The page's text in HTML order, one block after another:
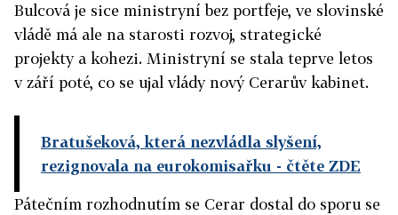
Bulcová je sice ministryní bez portfeje, ve slovinské
vládě má ale na starosti rozvoj, strategické
projekty a kohezi. Ministryní se stala teprve letos
v září poté, co se ujal vlády nový Cerarův kabinet.
Bratušeková, která nezvládla slyšení,
rezignovala na eurokomisařku - čtěte ZDE
Pátečním rozhodnutím se Cerar dostal do sporu se